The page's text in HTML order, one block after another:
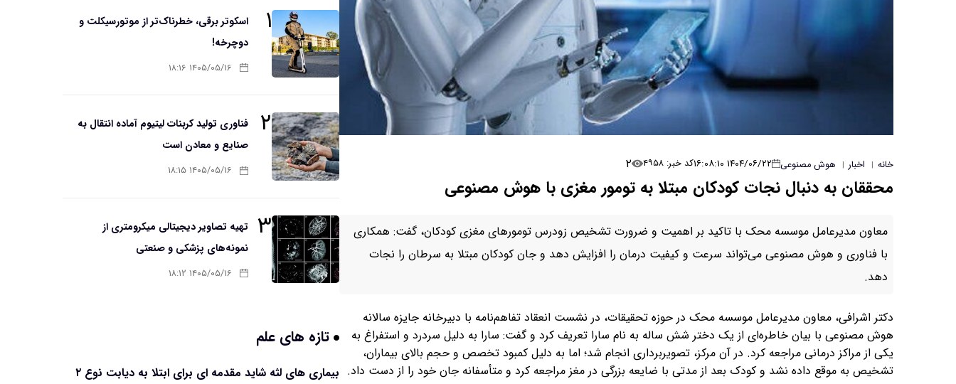
خانه | اخبار | هوش مصنوعی ۱۴۰۴/۰۶/۲۲ ۱۶:۰۸:۱۰ کد خبر: ۴۹۵۸ ۲
محققان به دنبال نجات کودکان مبتلا به تومور مغزی با هوش مصنوعی
معاون مدیرعامل موسسه محک با تاکید بر اهمیت و ضرورت تشخیص زودرس تومورهای مغزی کودکان، گفت: همکاری
با فناوری و هوش مصنوعی می‌تواند سرعت و کیفیت درمان را افزایش دهد و جان کودکان مبتلا به سرطان را نجات
دهد.
دکتر اشرافی، معاون مدیرعامل موسسه محک در حوزه تحقیقات، در نشست انعقاد تفاهم‌نامه با دبیرخانه جایزه سالانه
هوش مصنوعی با بیان خاطره‌ای از یک دختر شش ساله به نام سارا تعریف کرد و گفت: سارا به دلیل سردرد و استفراغ به
یکی از مراکز درمانی مراجعه کرد. در آن مرکز، تصویربرداری انجام شد؛ اما به دلیل کمبود تخصص و حجم بالای بیماران،
تشخیص به موقع داده نشد و کودک بعد از مدتی با ضایعه بزرگی در مغز مراجعه کرد و متأسفانه جان خود را از دست داد.
۱
اسکوتر برقی، خطرناک‌تر از موتورسیکلت و
دوچرخه!
۱۴۰۵/۰۵/۱۶ ۱۸:۱۶
۲
فناوری تولید کربنات لیتیوم آماده انتقال به
صنایع و معادن است
۱۴۰۵/۰۵/۱۶ ۱۸:۱۵
۳
تهیه تصاویر دیجیتالی میکرومتری از
نمونه‌های پزشکی و صنعتی
۱۴۰۵/۰۵/۱۶ ۱۸:۱۲
تازه های علم
بیماری های لثه شاید مقدمه ای برای ابتلا به دیابت نوع ۲